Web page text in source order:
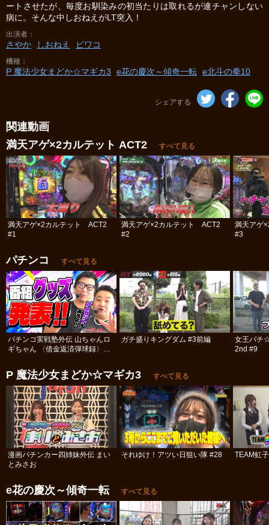
ートさせたが、毎度お馴染みの初当たりは取れるが連チャンしない
病に。そんな中しおねえがLT突入！
出演者
さやか しおねえ ビワコ
機種
P 魔法少女まどか☆マギカ3 e花の慶次～傾奇一転 e北斗の拳10
シェアする
関連動画
満天アゲ×2カルテット ACT2
すべて見る
満天アゲ×2カルテット ACT2
#1
満天アゲ×2カルテット ACT2
#2
満天アゲ
#3
パチンコ すべて見る
パチンコ実戦塾外伝 山ちゃんロ
ギちゃん 〈借金返済弾球録〉
ガチ盛りキングダム #3前編
女王パチ
2nd #9
P 魔法少女まどか☆マギカ3 すべて見る
漫画パチンカー四姉妹外伝 まい
とみさお
それゆけ！アツい日狙い隊 #28 TEAM虹
e花の慶次～傾奇一転 すべて見る